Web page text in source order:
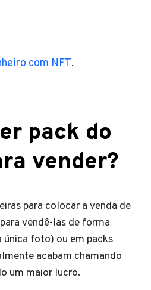
com NFT.
pack do
vender?
para colocar a venda de
vendê-las de forma
única foto) ou em packs
acabam chamando
um maior lucro.